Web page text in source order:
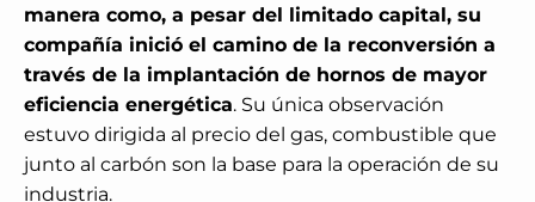
manera como, a pesar del limitado capital, su
compañía inició el camino de la reconversión a
través de la implantación de hornos de mayor
eficiencia energética. Su única observación
estuvo dirigida al precio del gas, combustible que
junto al carbón son la base para la operación de su
industria.